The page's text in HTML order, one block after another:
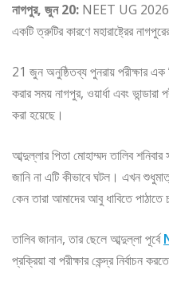
নাগপুর, জুন 20: NEET UG 2026 এর
একটি ত্রুটির কারণে মহারাষ্ট্রের
21 জুন অনুষ্ঠিতব্য পুনরায় পরীক্ষার এক
করার সময় নাগপুর, ওয়ার্ধা এবং ভান্ডারা
করা হয়েছে।
আব্দুল্লার পিতা মোহাম্মদ তালিব
জানি না এটি কীভাবে ঘটল। এখন
কেন তারা আমাদের আবু ধাবিতে পাঠাতে
তালিব জানান, তার ছেলে আব্দুল্লা পূর্বে
প্রক্রিয়া বা পরীক্ষার কেন্দ্র নির্বাচন